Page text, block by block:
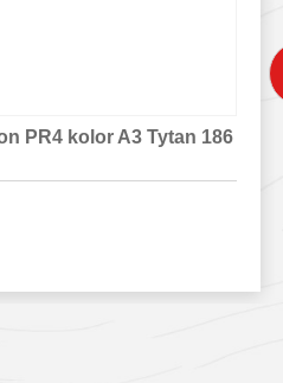
PR4 kolor A3 Tytan 186